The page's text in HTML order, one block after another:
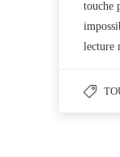
touche
lecture